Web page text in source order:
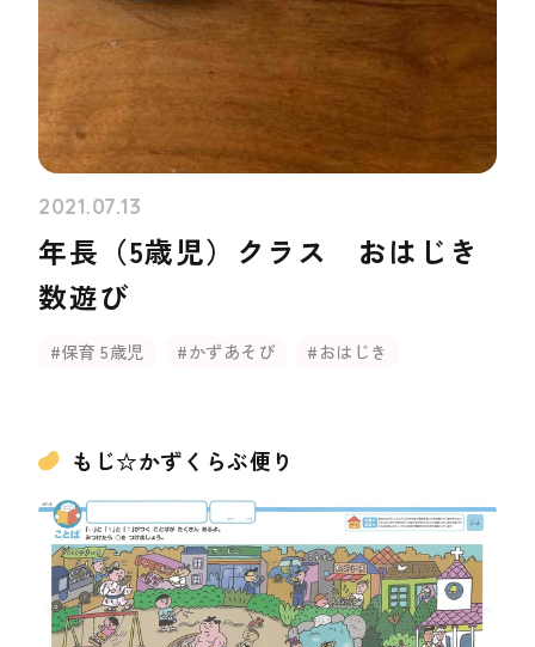
2021.07.13
年長（5歳児）クラス おはじき
数遊び
#保育 5歳児 #かずあそび #おはじき
もじ☆かずくらぶ便り